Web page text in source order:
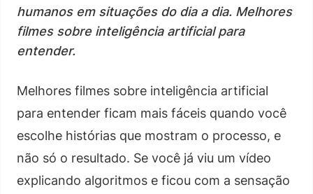
humanos em situações do dia a dia. Melhores
filmes sobre inteligência artificial para
entender.
Melhores filmes sobre inteligência artificial
para entender ficam mais fáceis quando você
escolhe histórias que mostram o processo, e
não só o resultado. Se você já viu um vídeo
explicando algoritmos e ficou com a sensação